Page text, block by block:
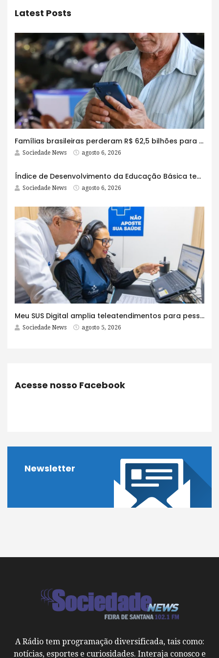
Latest Posts
Famílias brasileiras perderam R$ 62,5 bilhões para bets em 2025
Sociedade News agosto 6, 2026
Índice de Desenvolvimento da Educação Básica tem elevação em todas as etapas
Sociedade News agosto 6, 2026
Meu SUS Digital amplia teleatendimentos para pessoas com problemas com jogos e apostas
Sociedade News agosto 5, 2026
Acesse nosso Facebook
Newsletter
A Rádio tem programação diversificada, tais como:
notícias, esportes e curiosidades. Interaja conosco e